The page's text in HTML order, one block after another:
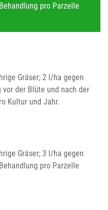
pro Parzelle
Gräser; 2 l/ha gegen
vor der Blüte und nach der
Kultur und Jahr.
Gräser; 3 l/ha gegen
pro Parzelle